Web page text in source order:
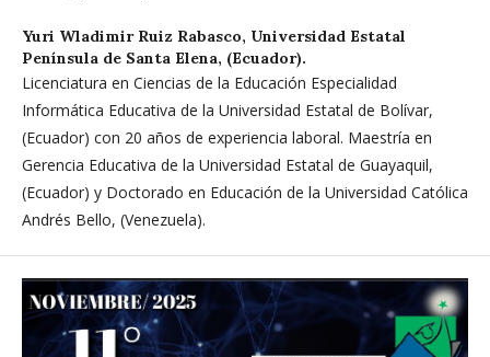
Yuri Wladimir Ruiz Rabasco, Universidad Estatal
Península de Santa Elena, (Ecuador).
Licenciatura en Ciencias de la Educación Especialidad
Informática Educativa de la Universidad Estatal de Bolívar,
(Ecuador) con 20 años de experiencia laboral. Maestría en
Gerencia Educativa de la Universidad Estatal de Guayaquil,
(Ecuador) y Doctorado en Educación de la Universidad Católica
Andrés Bello, (Venezuela).